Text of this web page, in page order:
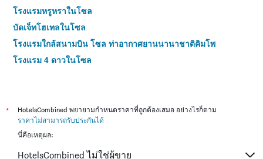
โรงแรมหรูหราในโซล
บัดเจ็ทโฮเทลในโซล
โรงแรมใกล้สนามบิน โซล ท่าอากาศยานนานาชาติคิมโพ
โรงแรม 4 ดาวในโซล
*
HotelsCombined พยายามกำหนดราคาที่ถูกต้องเสมอ อย่างไรก็ตาม
ราคาไม่สามารถรับประกันได้
นี่คือเหตุผล:
HotelsCombined ไม่ใช่ผู้ขาย